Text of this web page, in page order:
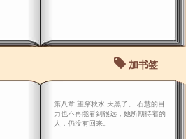
加书签
第八章 望穿秋水 天黑了。 石慧的目
力也不再能看到很远，她所期待着的
人，仍没有回来。